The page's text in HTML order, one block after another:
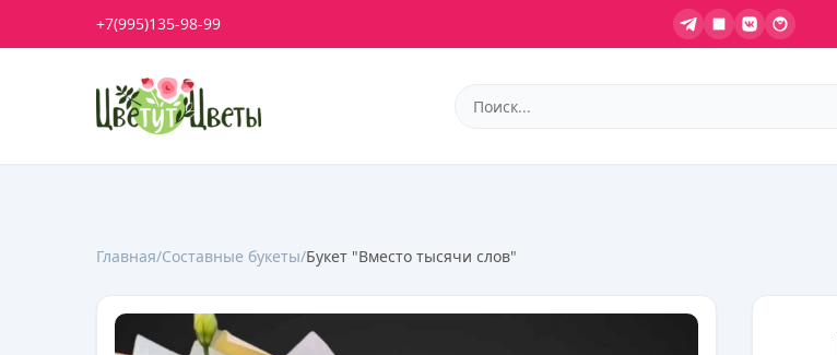
+7(995)135-98-99
Главная/Составные букеты/Букет "Вместо тысячи слов"